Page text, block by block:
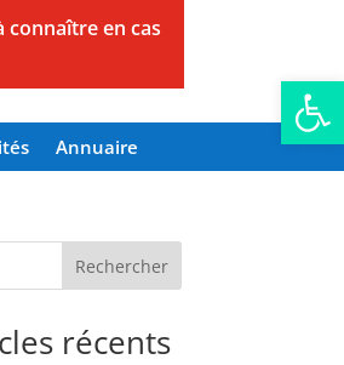
Ouvrir
connaître en cas
Annuaire
Rechercher
récents